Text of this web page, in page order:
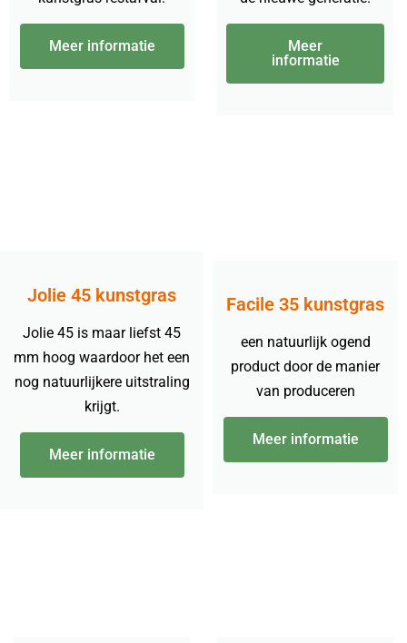
Meer informatie
Meer
informatie
Jolie 45 kunstgras
Jolie 45 is maar liefst 45
mm hoog waardoor het een
nog natuurlijkere uitstraling
krijgt.
Meer informatie
Facile 35 kunstgras
een natuurlijk ogend
product door de manier
van produceren
Meer informatie